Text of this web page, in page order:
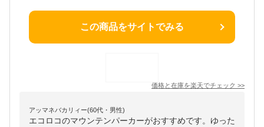
この商品をサイトでみる
価格と在庫を楽天でチェック >>
アッマネバカリィー(60代・男性)
エコロコのマウンテンパーカーがおすすめです。ゆった